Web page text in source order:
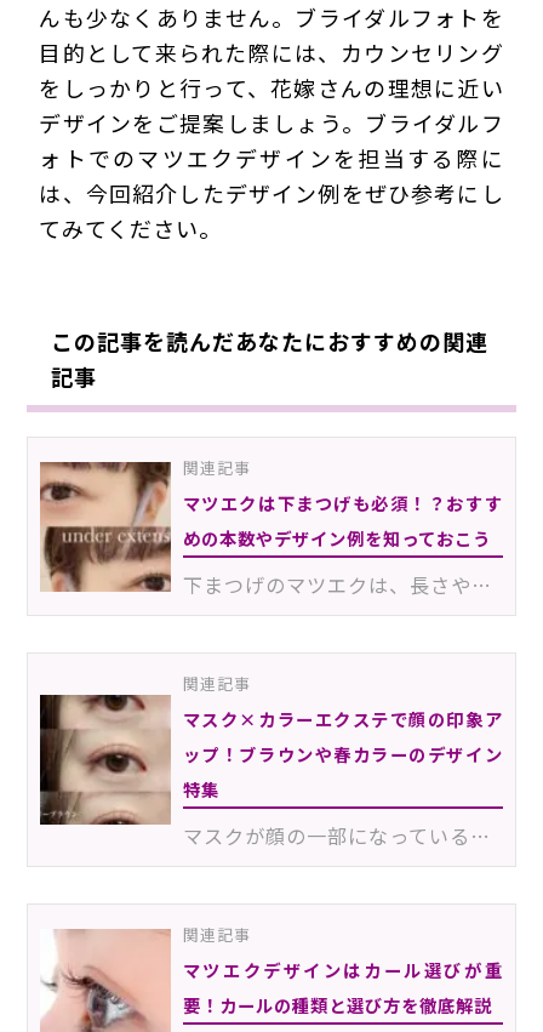
んも少なくありません。ブライダルフォトを
目的として来られた際には、カウンセリング
をしっかりと行って、花嫁さんの理想に近い
デザインをご提案しましょう。ブライダルフ
ォトでのマツエクデザインを担当する際に
は、今回紹介したデザイン例をぜひ参考にし
てみてください。
この記事を読んだあなたにおすすめの関連
記事
関連記事
マツエクは下まつげも必須！？おすす
めの本数やデザイン例を知っておこう
下まつげのマツエクは、長さや太さ、本数など施術時のチェックポイントがいくつもあり、高い技術力を要し…
関連記事
マスク×カラーエクステで顔の印象ア
ップ！ブラウンや春カラーのデザイン
特集
マスクが顔の一部になっている現在、マツエクが主張し過ぎるデザインよりも、さりげなく、でも確実に目力…
関連記事
マツエクデザインはカール選びが重
要！カールの種類と選び方を徹底解説